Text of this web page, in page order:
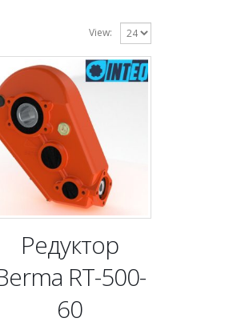
View:
Редуктор
RT-500-
60